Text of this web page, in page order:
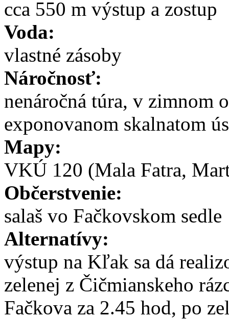
cca 550 m výstup a zostup
Voda:
vlastné zásoby
Náročnosť:
nenáročná túra, v zimnom
exponovanom skalnatom
Mapy:
VKÚ 120 (Mala Fatra,
Občerstvenie:
salaš vo Fačkovskom sedle
Alternatívy:
výstup na Kľak sa dá
zelenej z Čičmianskeho
Fačkova za 2.45 hod, po